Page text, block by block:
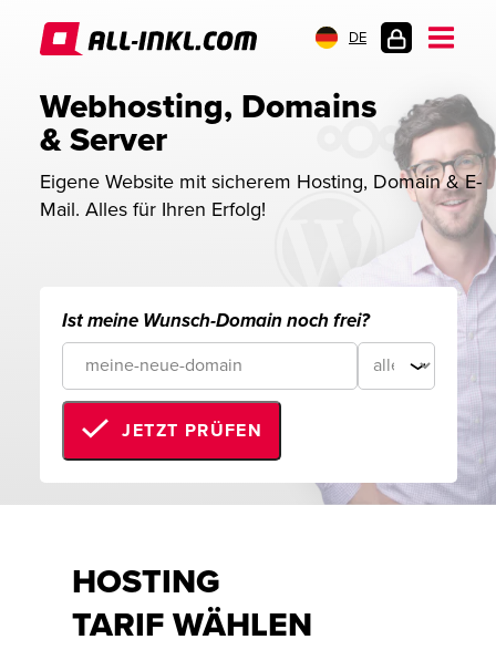
DE
Webhosting, Domains
& Server
Eigene Website mit sicherem Hosting, Domain & E-
Mail. Alles für Ihren Erfolg!
Ist meine Wunsch-Domain noch frei?
JETZT PRÜFEN
HOSTING
TARIF WÄHLEN